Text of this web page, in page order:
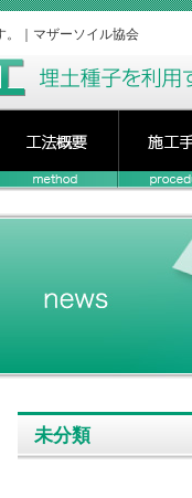
。｜マザーソイル協会
未分類